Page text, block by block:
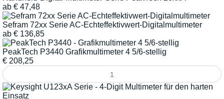
ab € 47,48
Sefram 72xx Serie AC-Echteffektivwert-Digitalmultimeter
ab € 136,85
PeakTech P3440 Grafikmultimeter 4 5/6-stellig
€ 208,25